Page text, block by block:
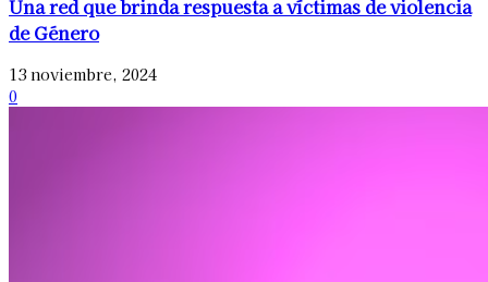
Una red que brinda respuesta a víctimas de violencia
de Género
13 noviembre, 2024
0